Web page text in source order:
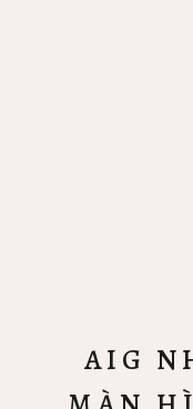
AIG